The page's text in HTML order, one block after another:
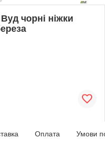
чорні ніжки
Оплата Умови